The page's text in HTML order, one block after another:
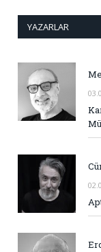
YAZARLAR